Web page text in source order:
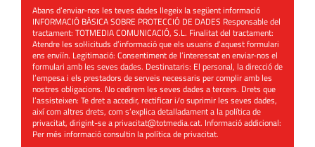
Abans d’enviar-nos les teves dades llegeix la següent informació
INFORMACIÓ BÀSICA SOBRE PROTECCIÓ DE DADES Responsable del
tractament: TOTMEDIA COMUNICACIÓ, S.L. Finalitat del tractament:
Atendre les sol·licituds d’informació que els usuaris d’aquest formulari
ens enviïn. Legitimació: Consentiment de l’interessat en enviar-nos el
formulari amb les seves dades. Destinataris: El personal, la direcció de
l’empesa i els prestadors de serveis necessaris per complir amb les
nostres obligacions. No cedirem les seves dades a tercers. Drets que
l’assisteixen: Te dret a accedir, rectificar i/o suprimir les seves dades,
així com altres drets, com s’explica detalladament a la política de
privacitat, dirigint-se aprivacitat@totmedia.cat. Informació addicional:
Per més informació consultin lapolítica de privacitat.